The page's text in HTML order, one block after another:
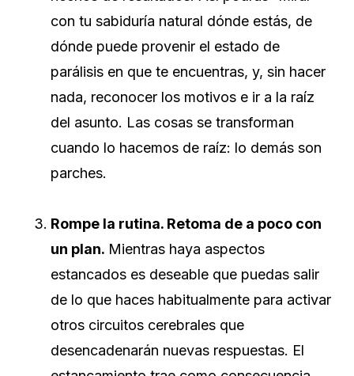
con tu sabiduría natural dónde estás, de
dónde puede provenir el estado de
parálisis en que te encuentras, y, sin hacer
nada, reconocer los motivos e ir a la raíz
del asunto. Las cosas se transforman
cuando lo hacemos de raíz: lo demás son
parches.
Rompe la rutina. Retoma de a poco con
un plan. Mientras haya aspectos
estancados es deseable que puedas salir
de lo que haces habitualmente para activar
otros circuitos cerebrales que
desencadenarán nuevas respuestas. El